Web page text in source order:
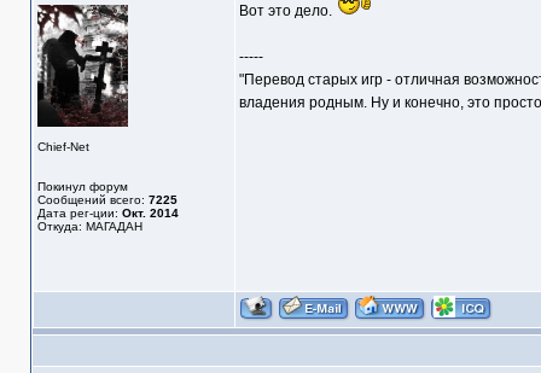
Chief-Net
Покинул форум
Сообщений всего: 7225
Дата рег-ции: Окт. 2014
Откуда: МАГАДАН
Вот это дело.
-----
"Перевод старых игр - отличная
владения родным. Ну и конечно, это